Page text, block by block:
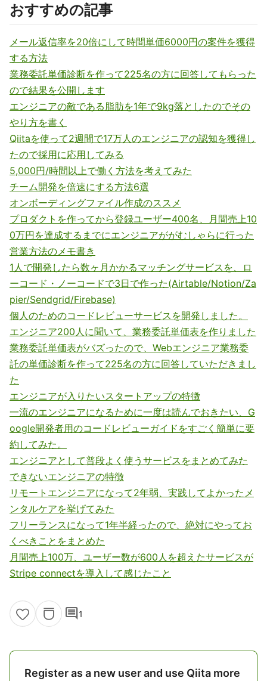
おすすめの記事
メール返信率を20倍にして時間単価6000円の案件を獲得
する方法
業務委託単価診断を作って225名の方に回答してもらった
ので結果を公開します
エンジニアの敵である脂肪を1年で9kg落としたのでその
やり方を書く
Qiitaを使って2週間で17万人のエンジニアの認知を獲得し
たので採用に応用してみる
5,000円/時間以上で働く方法を考えてみた
チーム開発を倍速にする方法6選
オンボーディングファイル作成のススメ
プロダクトを作ってから登録ユーザー400名、月間売上10
0万円を達成するまでにエンジニアががむしゃらに行った
営業方法のメモ書き
1人で開発したら数ヶ月かかるマッチングサービスを、ロ
ーコード・ノーコードで3日で作った(Airtable/Notion/Za
pier/Sendgrid/Firebase)
個人のためのコードレビューサービスを開発しました。
エンジニア200人に聞いて、業務委託単価表を作りました
業務委託単価表がバズったので、Webエンジニア業務委
託の単価診断を作って225名の方に回答していただきまし
た
エンジニアが入りたいスタートアップの特徴
一流のエンジニアになるために一度は読んでおきたい、G
oogle開発者用のコードレビューガイドをすごく簡単に要
約してみた。
エンジニアとして普段よく使うサービスをまとめてみた
できないエンジニアの特徴
リモートエンジニアになって2年弱、実践してよかったメ
ンタルケアを挙げてみた
フリーランスになって1年半経ったので、絶対にやってお
くべきことをまとめた
月間売上100万、ユーザー数が600人を超えたサービスが
Stripe connectを導入して感じたこと
comment1
Register as a new user and use Qiita more